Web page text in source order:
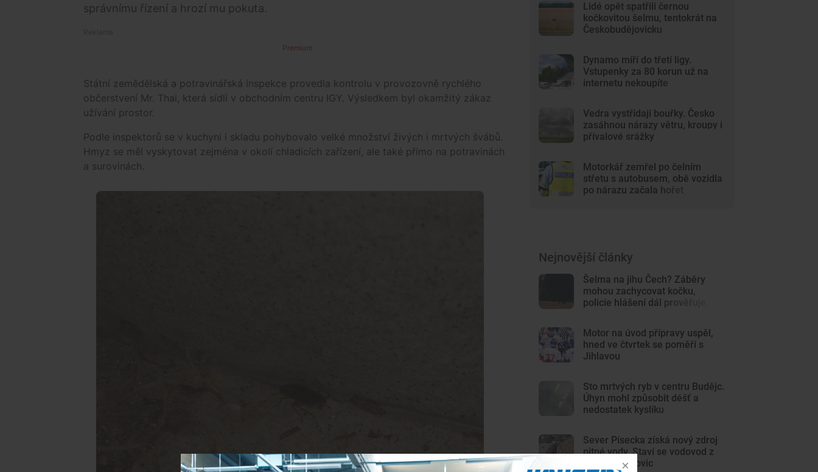
správnímu řízení a hrozí mu pokuta.
Premium
Státní zemědělská a potravinářská inspekce provedla kontrolu v provozovně rychlého
občerstvení Mr. Thai, která sídlí v obchodním centru IGY. Výsledkem byl okamžitý zákaz
užívání prostor.
Podle inspektorů se v kuchyni i skladu pohybovalo velké množství živých i mrtvých švábů.
Hmyz se měl vyskytovat zejména v okolí chladicích zařízení, ale také přímo na potravinách
a surovinách.
Lidé opět spatřili černou
kočkovitou šelmu, tentokrát na
Českobudějovicku
Dynamo míří do třetí ligy.
Vstupenky za 80 korun už na
internetu nekoupíte
Vedra vystřídají bouřky. Česko
zasáhnou nárazy větru, kroupy i
přívalové srážky
Motorkář zemřel po čelním
střetu s autobusem, obě vozidla
po nárazu začala hořet
Nejnovější články
Šelma na jihu Čech? Záběry
mohou zachycovat kočku,
policie hlášení dál prověřuje
Motor na úvod přípravy uspěl,
hned ve čtvrtek se poměří s
Jihlavou
Sto mrtvých ryb v centru Budějc.
Úhyn mohl způsobit déšť a
nedostatek kyslíku
Sever Písecka získá nový zdroj
pitné vody. Staví se vodovod z
Krsic do Mirovic